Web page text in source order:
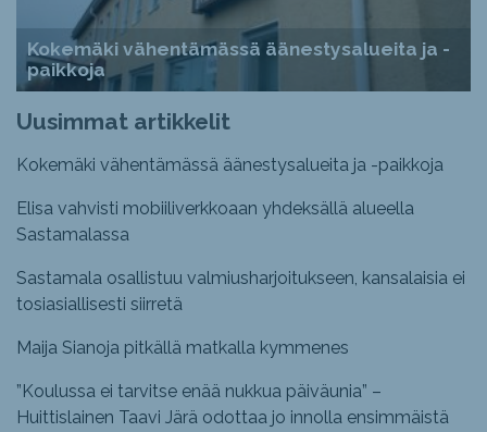
Kokemäki vähentämässä äänestysalueita ja -
paikkoja
Uusimmat artikkelit
Kokemäki vähentämässä äänestysalueita ja -paikkoja
Elisa vahvisti mobiiliverkkoaan yhdeksällä alueella
Sastamalassa
Sastamala osallistuu valmiusharjoitukseen, kansalaisia ei
tosiasiallisesti siirretä
Maija Sianoja pitkällä matkalla kymmenes
”Koulussa ei tarvitse enää nukkua päiväunia” –
Huittislainen Taavi Järä odottaa jo innolla ensimmäistä